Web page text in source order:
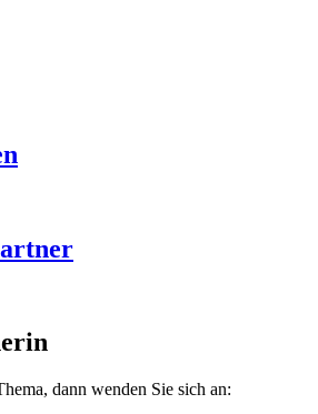
dann wenden Sie sich an: